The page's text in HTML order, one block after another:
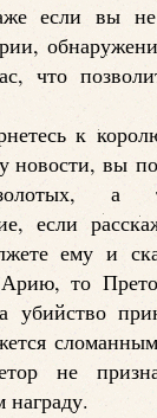
если вы не
что
к
новости, вы
а
если
ему и
то
убийство
не
награду.